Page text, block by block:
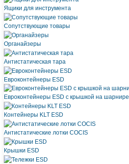
Ящики для инструмента
Сопутствующие товары
Органайзеры
Антистатическая тара
Eвроконтейнеры ЕSD
Евроконтейнеры ESD с крышкой на шарнире
Контейнеры KLT ESD
Антистатические лотки COCIS
Крышки ESD